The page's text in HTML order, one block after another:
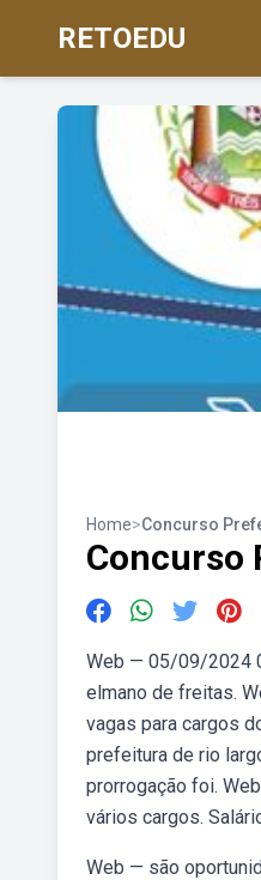
RETOEDU
Home>Concurso
Concurso
Web — 05/09/2024
elmano de freitas.
vagas para cargos
prefeitura de rio
prorrogação foi.
vários cargos.
Web — são